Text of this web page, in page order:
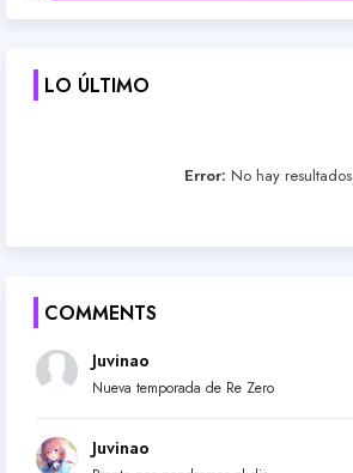
LO ÚLTIMO
Error: No hay resultados
COMMENTS
Juvinao
Nueva temporada de Re Zero
Juvinao